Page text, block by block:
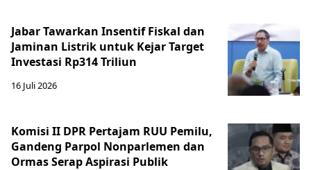
Jabar Tawarkan Insentif Fiskal dan
Jaminan Listrik untuk Kejar Target
Investasi Rp314 Triliun
16 Juli 2026
Komisi II DPR Pertajam RUU Pemilu,
Gandeng Parpol Nonparlemen dan
Ormas Serap Aspirasi Publik